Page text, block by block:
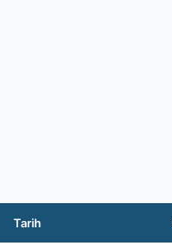
Tarih